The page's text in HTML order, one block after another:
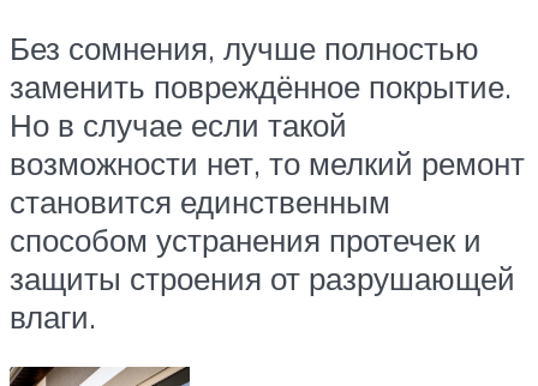
Без сомнения, лучше полностью
заменить повреждённое покрытие.
Но в случае если такой
возможности нет, то мелкий ремонт
становится единственным
способом устранения протечек и
защиты строения от разрушающей
влаги.